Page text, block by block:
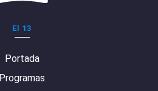
El 13
Portada
Programas